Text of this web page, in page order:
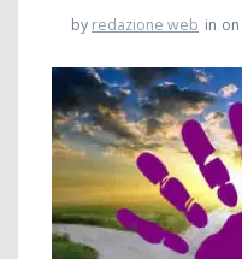
by redazione web in